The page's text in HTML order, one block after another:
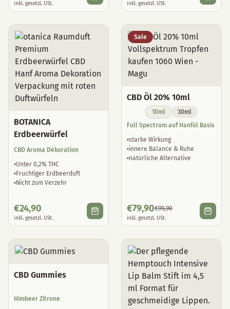
inkl. gesetzl. USt. inkl. gesetzl. USt.
BOTANICA
Erdbeerwürfel
CBD Aroma Dekoration
Unter 0,2% THC
Fruchtiger Erdbeerduft
Nicht zum Verzehr
€24,90
inkl. gesetzl. USt.
Sale
CBD Öl 20% 10ml
10ml
30ml
Full Spectrum auf Hanföl Basis
starke Wirkung
innere Balance & Ruhe
natürliche Alternative
€79,90€99,90
inkl. gesetzl. USt.
CBD Gummies
Himbeer Zitrone